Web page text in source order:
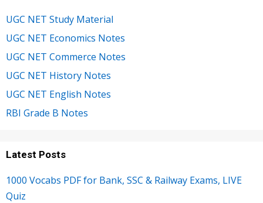
UGC NET Study Material
UGC NET Economics Notes
UGC NET Commerce Notes
UGC NET History Notes
UGC NET English Notes
RBI Grade B Notes
Latest Posts
1000 Vocabs PDF for Bank, SSC & Railway Exams, LIVE
Quiz